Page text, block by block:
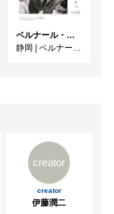
ベルナール・ビュフェと写真 ーカメラがとらえたビュフェとその時代、そして21 世紀へ
静岡 | ベルナール・ビュフェ美術館
creator
creator
伊藤潤二